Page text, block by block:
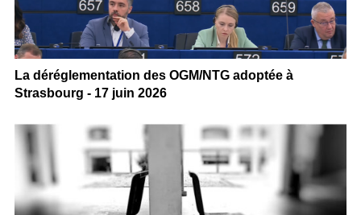
La déréglementation des OGM/NTG adoptée à
Strasbourg - 17 juin 2026